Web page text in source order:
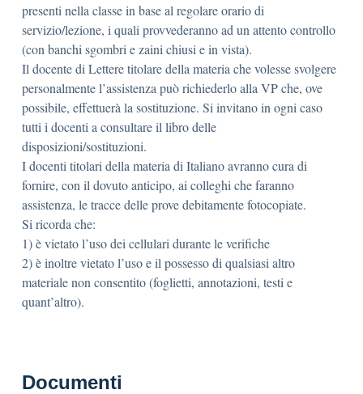
presenti nella classe in base al regolare orario di
servizio/lezione, i quali provvederanno ad un attento controllo
(con banchi sgombri e zaini chiusi e in vista).
Il docente di Lettere titolare della materia che volesse svolgere
personalmente l’assistenza può richiederlo alla VP che, ove
possibile, effettuerà la sostituzione. Si invitano in ogni caso
tutti i docenti a consultare il libro delle
disposizioni/sostituzioni.
I docenti titolari della materia di Italiano avranno cura di
fornire, con il dovuto anticipo, ai colleghi che faranno
assistenza, le tracce delle prove debitamente fotocopiate.
Si ricorda che:
1) è vietato l’uso dei cellulari durante le verifiche
2) è inoltre vietato l’uso e il possesso di qualsiasi altro
materiale non consentito (foglietti, annotazioni, testi e
quant’altro).
Documenti